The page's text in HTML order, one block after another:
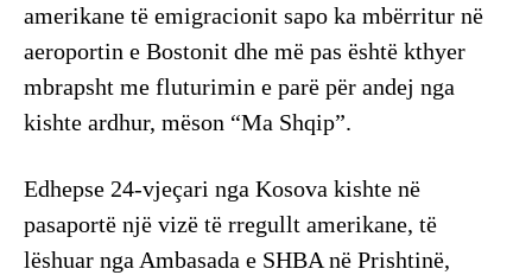
amerikane të emigracionit sapo ka mbërritur në
aeroportin e Bostonit dhe më pas është kthyer
mbrapsht me fluturimin e parë për andej nga
kishte ardhur, mëson “Ma Shqip”.
Edhepse 24-vjeçari nga Kosova kishte në
pasaportë një vizë të rregullt amerikane, të
lëshuar nga Ambasada e SHBA në Prishtinë,